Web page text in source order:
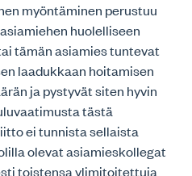
myöntäminen perustuu
huolelliseen
tämän asiamies tuntevat
laadukkaan hoitamisen
ja pystyvät siten hyvin
tästä
ei tunnista sellaista
olevat asiamieskollegat
toistensa ylimitoitettuja